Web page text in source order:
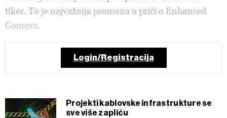
tiker. To je najvažnija promena u priči o Enhanced
Gamesu.
Login/Registracija
Projekti kablovske infrastrukture se
sve više zapliću